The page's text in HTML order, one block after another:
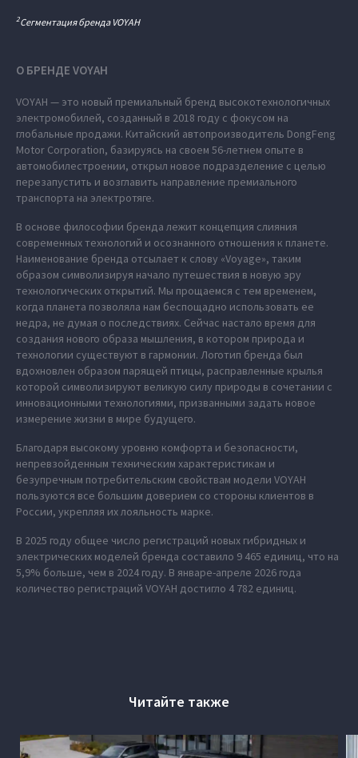
2Сегментация бренда VOYAH
О БРЕНДЕ VOYAH
VOYAH — это новый премиальный бренд высокотехнологичных
электромобилей, созданный в 2018 году с фокусом на
глобальные продажи. Китайский автопроизводитель DongFeng
Motor Corporation, базируясь на своем 56-летнем опыте в
автомобилестроении, открыл новое подразделение с целью
перезапустить и возглавить направление премиального
транспорта на электротяге.
В основе философии бренда лежит концепция слияния
современных технологий и осознанного отношения к планете.
Наименование бренда отсылает к слову «Voyage», таким
образом символизируя начало путешествия в новую эру
технологических открытий. Мы прощаемся с тем временем,
когда планета позволяла нам беспощадно использовать ее
недра, не думая о последствиях. Сейчас настало время для
создания нового образа мышления, в котором природа и
технологии существуют в гармонии. Логотип бренда был
вдохновлен образом парящей птицы, расправленные крылья
которой символизируют великую силу природы в сочетании с
инновационными технологиями, призванными задать новое
измерение жизни в мире будущего.
Благодаря высокому уровню комфорта и безопасности,
непревзойденным техническим характеристикам и
безупречным потребительским свойствам модели VOYAH
пользуются все большим доверием со стороны клиентов в
России, укрепляя их лояльность марке.
В 2025 году общее число регистраций новых гибридных и
электрических моделей бренда составило 9 465 единиц, что на
5,9% больше, чем в 2024 году. В январе-апреле 2026 года
количество регистраций VOYAH достигло 4 782 единиц.
Читайте также